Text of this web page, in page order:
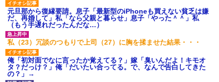
【悲報】佐藤輝明・・・２軍
でも盛大にやらかす←あまり悲
しませないでくれ
元旦那から復縁要請。息子「最新型のiPhoneも買えない貧乏は嫌
だ、再婚して」私「なら父親と暮らせ」息子「やった＾＾」私
（もう手遅れだったんだな…）
私（23）冗談のつもりで上司（27）に胸を揉ませた結果・・・
俺「初対面でなに言ったか覚えてる？」嫁「臭いんだよ！キモオ
タ？だっけ？」俺「だいたい合ってる。で、なんで告白してきた
の？」→